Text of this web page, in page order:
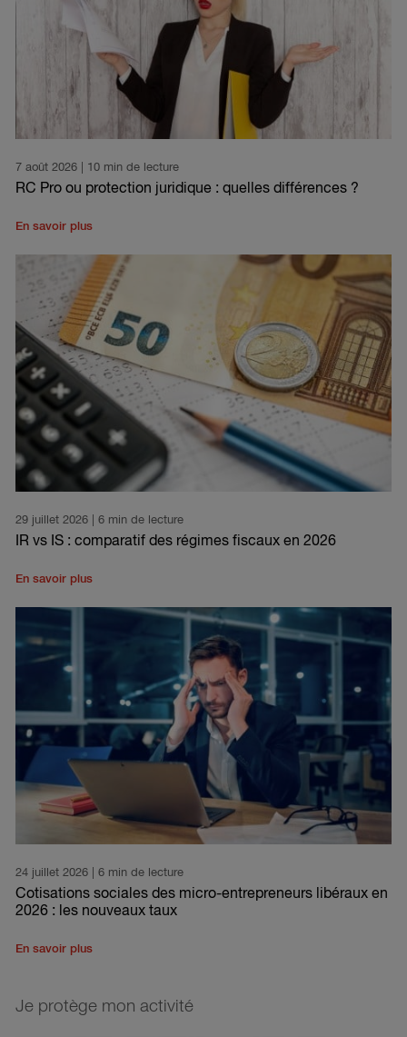
7 août 2026 | 10 min de lecture
RC Pro ou protection juridique : quelles différences ?
En savoir plus
29 juillet 2026 | 6 min de lecture
IR vs IS : comparatif des régimes fiscaux en 2026
En savoir plus
24 juillet 2026 | 6 min de lecture
Cotisations sociales des micro-entrepreneurs libéraux en
2026 : les nouveaux taux
En savoir plus
Je protège mon activité